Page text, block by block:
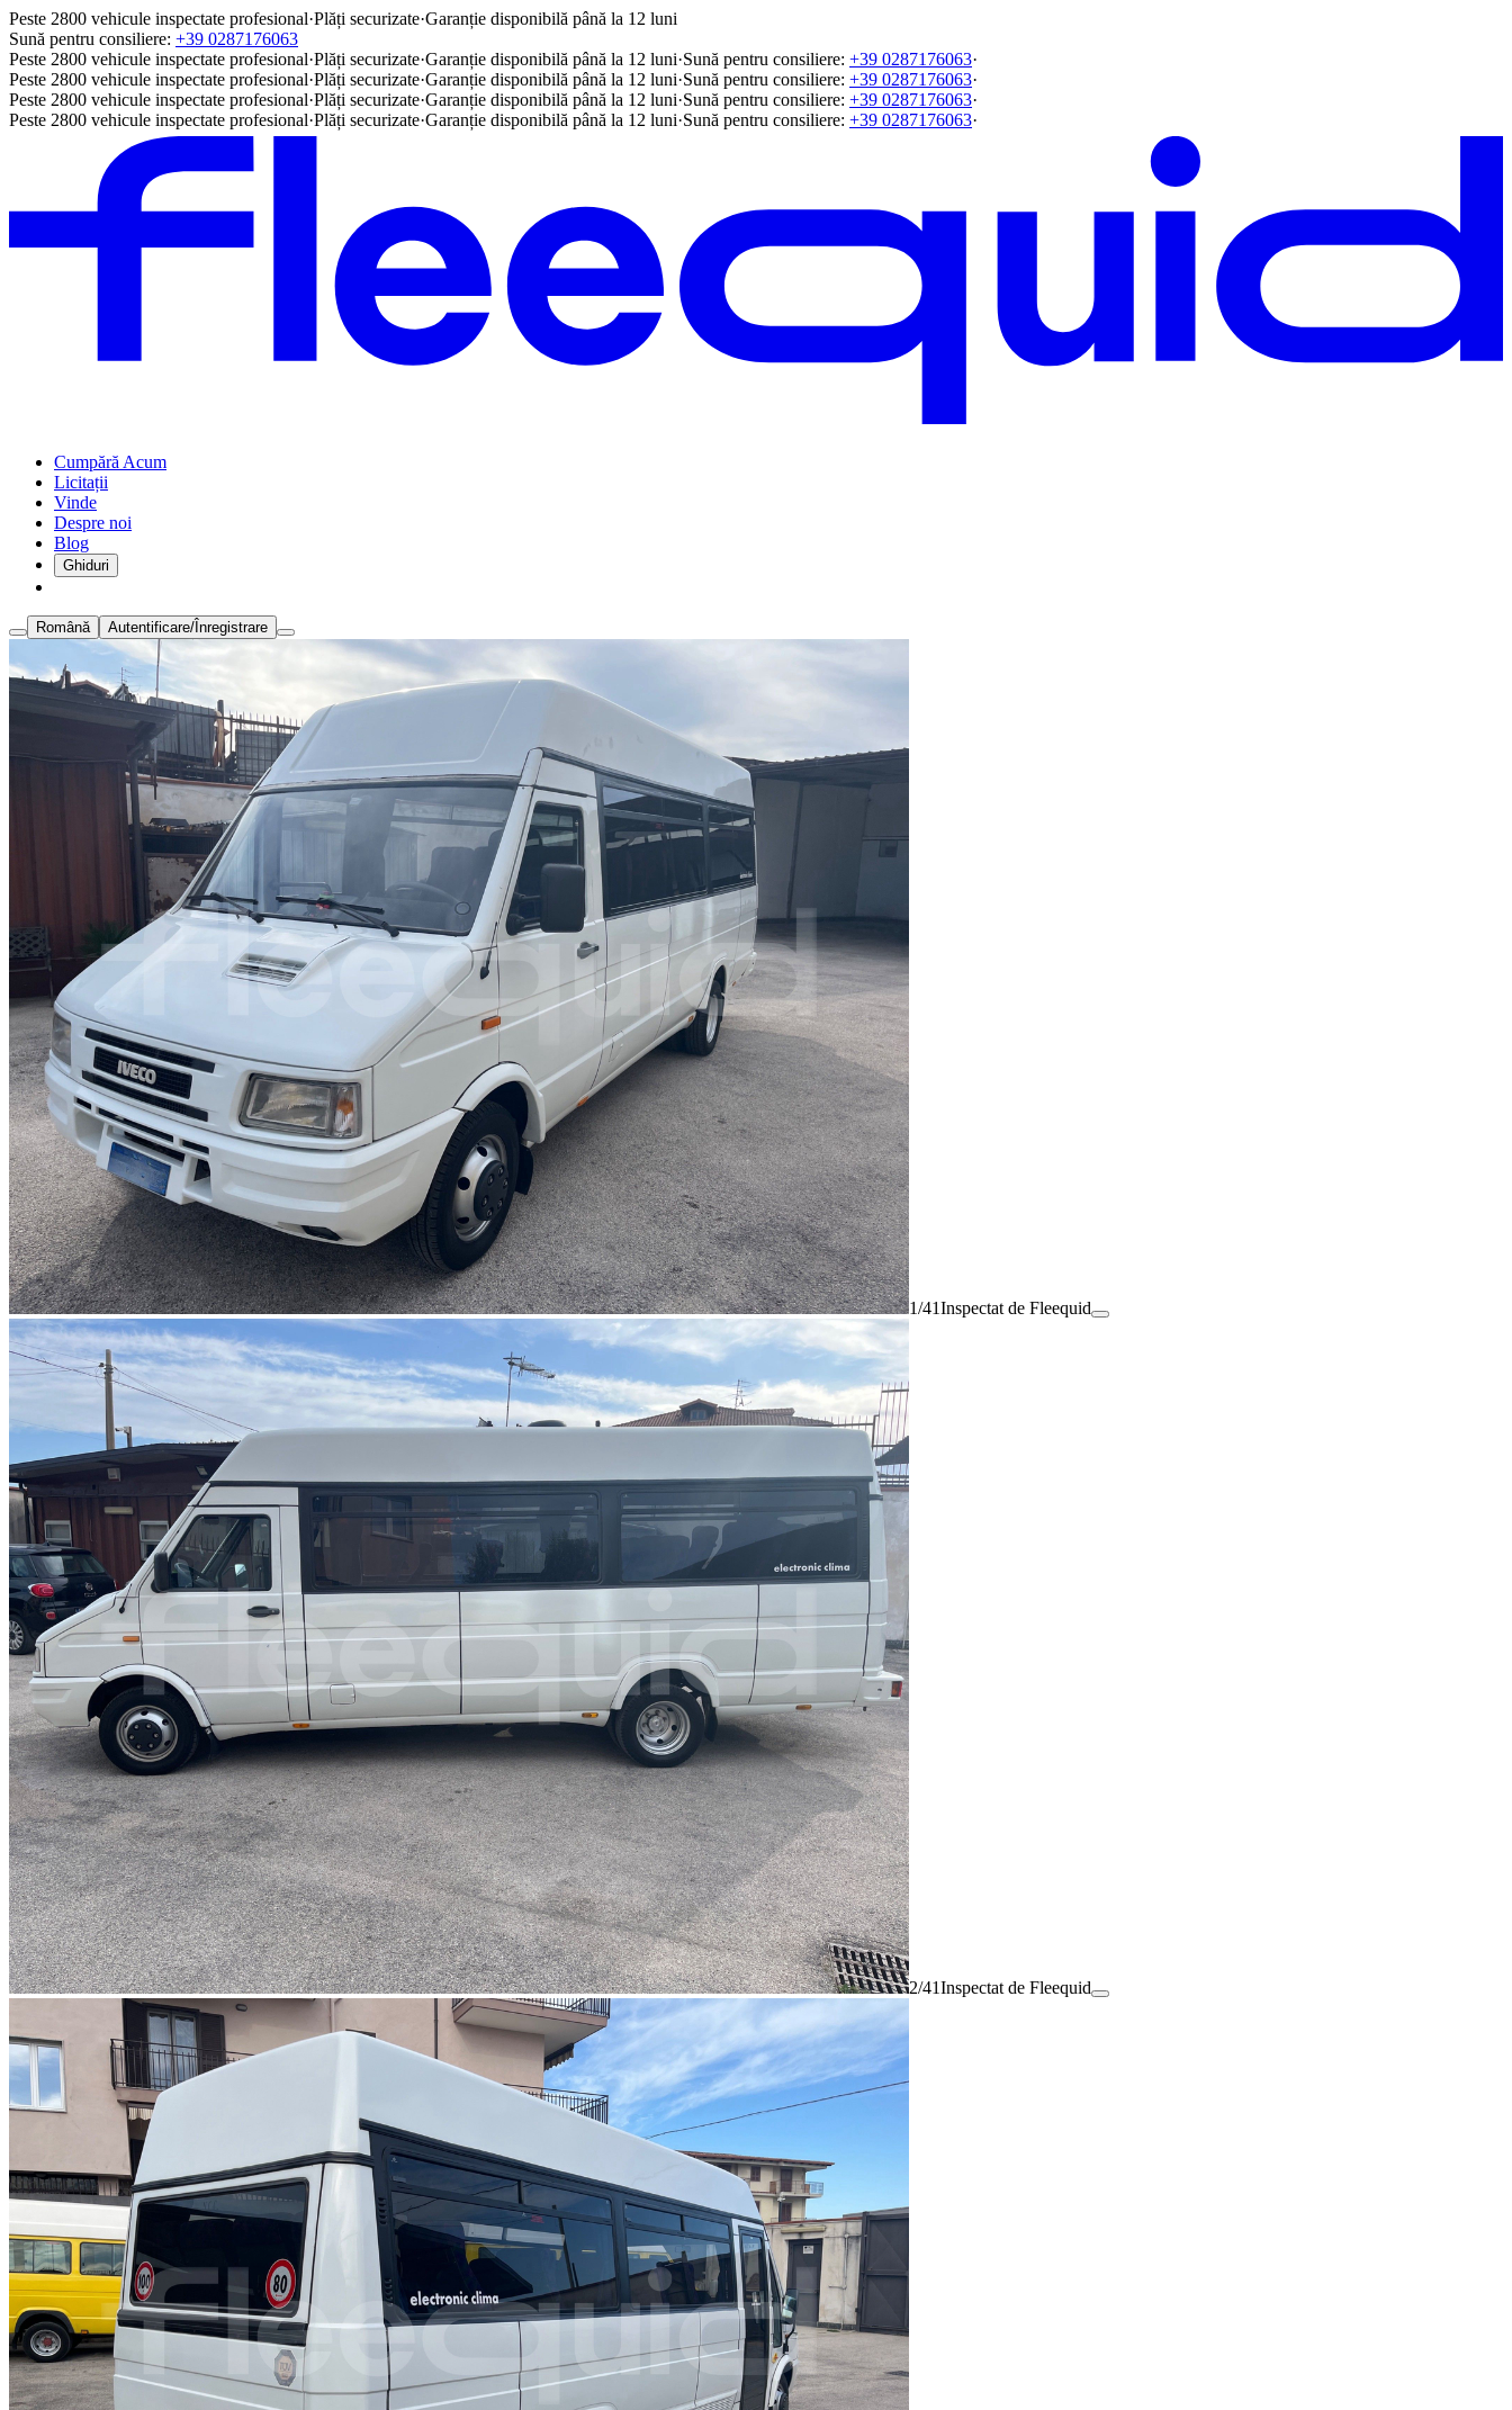
Peste 2800 vehicule inspectate profesional·Plăți securizate·Garanție disponibilă până la 12 luni
Sună pentru consiliere: +39 0287176063
Peste 2800 vehicule inspectate profesional·Plăți securizate·Garanție disponibilă până la 12 luni·Sună pentru consiliere: +39 0287176063·
Peste 2800 vehicule inspectate profesional·Plăți securizate·Garanție disponibilă până la 12 luni·Sună pentru consiliere: +39 0287176063·
Peste 2800 vehicule inspectate profesional·Plăți securizate·Garanție disponibilă până la 12 luni·Sună pentru consiliere: +39 0287176063·
Peste 2800 vehicule inspectate profesional·Plăți securizate·Garanție disponibilă până la 12 luni·Sună pentru consiliere: +39 0287176063·
Cumpără Acum
Licitații
Vinde
Despre noi
Blog
Ghiduri
Română Autentificare/Înregistrare
1/41Inspectat de Fleequid
2/41Inspectat de Fleequid